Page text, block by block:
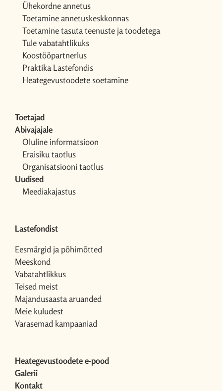
Ühekordne annetus
Toetamine annetuskeskkonnas
Toetamine tasuta teenuste ja toodetega
Tule vabatahtlikuks
Koostööpartnerlus
Praktika Lastefondis
Heategevustoodete soetamine
Toetajad
Abivajajale
Oluline informatsioon
Eraisiku taotlus
Organisatsiooni taotlus
Uudised
Meediakajastus
Lastefondist
Eesmärgid ja põhimõtted
Meeskond
Vabatahtlikkus
Teised meist
Majandusaasta aruanded
Meie kuludest
Varasemad kampaaniad
Heategevustoodete e-pood
Galerii
Kontakt